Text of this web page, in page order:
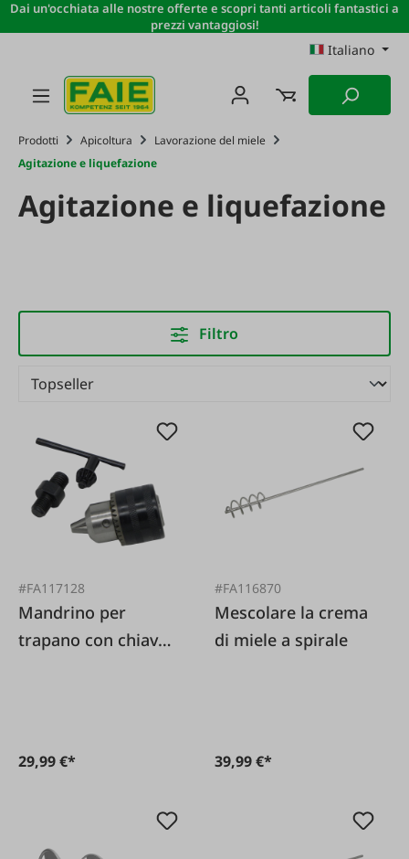
Passa al contenuto principale
Dai un'occhiata alle nostre offerte e scopri tanti articoli fantastici a
prezzi vantaggiosi!
Italiano
Prodotti Apicoltura
Lavorazione del miele
Agitazione e liquefazione
Agitazione e liquefazione
Filtro
#FA117128
Mandrino per
trapano con chiave
29,99 €*
#FA116870
Mescolare la crema
di miele a spirale
39,99 €*